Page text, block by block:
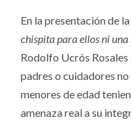
En la presentación de
chispita para ellos ni una
Rodolfo Ucrós Rosales
padres o cuidadores
menores de edad
amenaza real a su